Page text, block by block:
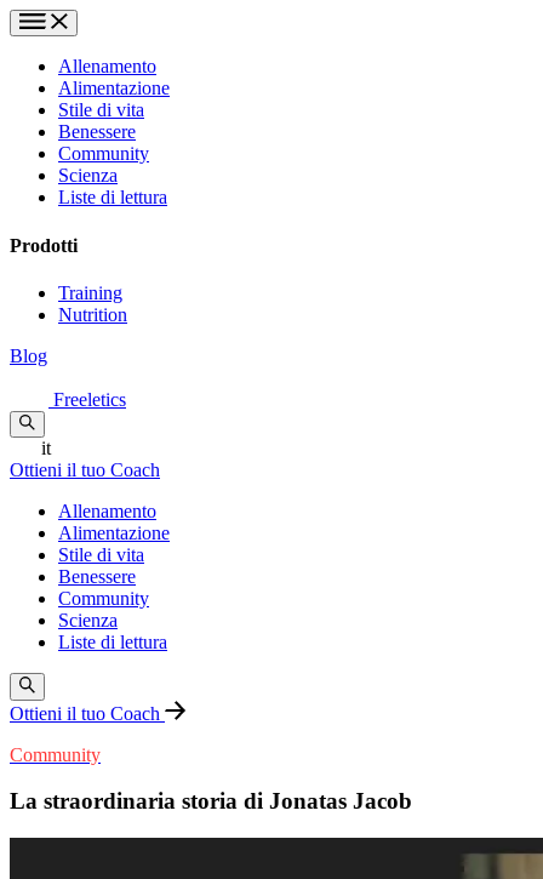
Allenamento
Alimentazione
Stile di vita
Benessere
Community
Scienza
Liste di lettura
Prodotti
Training
Nutrition
Blog
Freeletics
it
Ottieni il tuo Coach
Allenamento
Alimentazione
Stile di vita
Benessere
Community
Scienza
Liste di lettura
Ottieni il tuo Coach
Community
La straordinaria storia di Jonatas Jacob